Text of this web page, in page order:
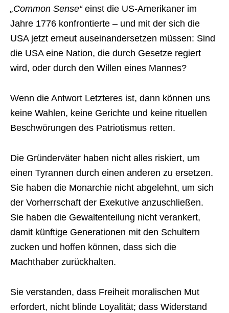
„Common Sense“einst die US-Amerikaner im
Jahre 1776 konfrontierte – und mit der sich die
USA jetzt erneut auseinandersetzen müssen: Sind
die USA eine Nation, die durch Gesetze regiert
wird, oder durch den Willen eines Mannes?
Wenn die Antwort Letzteres ist, dann können uns
keine Wahlen, keine Gerichte und keine rituellen
Beschwörungen des Patriotismus retten.
Die Gründerväter haben nicht alles riskiert, um
einen Tyrannen durch einen anderen zu ersetzen.
Sie haben die Monarchie nicht abgelehnt, um sich
der Vorherrschaft der Exekutive anzuschließen.
Sie haben die Gewaltenteilung nicht verankert,
damit künftige Generationen mit den Schultern
zucken und hoffen können, dass sich die
Machthaber zurückhalten.
Sie verstanden, dass Freiheit moralischen Mut
erfordert, nicht blinde Loyalität; dass Widerstand